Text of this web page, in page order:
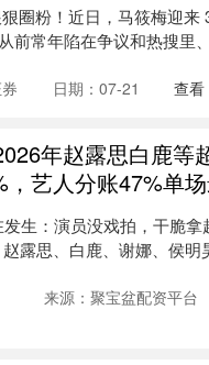
圈粉！近日，马筱梅迎来
前常年陷在争议和热搜里
日期：07-21 查看
年赵露思白鹿等
艺人分账47%单
生：演员没戏拍，干脆
露思、白鹿、谢娜、侯明
来源：聚宝盆配资平台